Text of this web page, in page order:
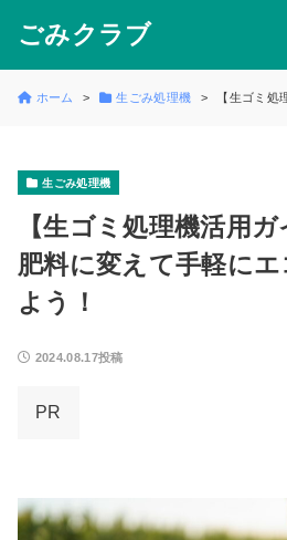
ごみクラブ
ホーム 生ごみ処理機 【生ゴミ
生ごみ処理機
【生ゴミ処理機活用
肥料に変えて手軽に
よう！
2024.08.17投稿
PR